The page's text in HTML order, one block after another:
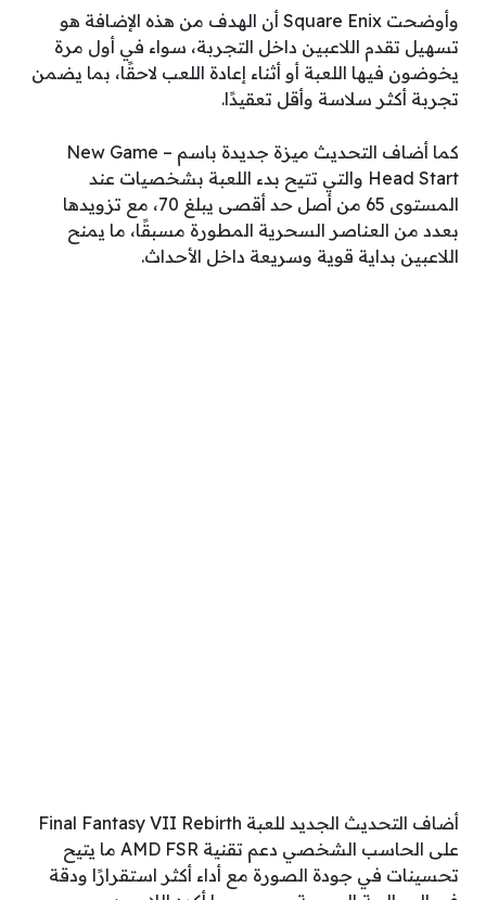
وأوضحت Square Enix أن الهدف من هذه الإضافة هو
تسهيل تقدم اللاعبين داخل التجربة، سواء في أول مرة
يخوضون فيها اللعبة أو أثناء إعادة اللعب لاحقًا، بما يضمن
تجربة أكثر سلاسة وأقل تعقيدًا.
كما أضاف التحديث ميزة جديدة باسم New Game –
Head Start والتي تتيح بدء اللعبة بشخصيات عند
المستوى 65 من أصل حد أقصى يبلغ 70، مع تزويدها
بعدد من العناصر السحرية المطورة مسبقًا، ما يمنح
اللاعبين بداية قوية وسريعة داخل الأحداث.
أضاف التحديث الجديد للعبة Final Fantasy VII Rebirth
على الحاسب الشخصي دعم تقنية AMD FSR ما يتيح
تحسينات في جودة الصورة مع أداء أكثر استقرارًا ودقة